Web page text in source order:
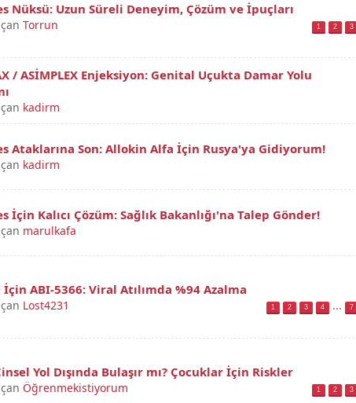
Nüksü: Uzun Süreli Deneyim, Çözüm ve İpuçları
Torrun 1 2 3
5 - 0 oy
4 5
/ ASİMPLEX Enjeksiyon: Genital Uçukta Damar Yolu
kadirm
5 - 0 oy
4
Ataklarına Son: Allokin Alfa İçin Rusya'ya Gidiyorum!
kadirm
5 - 0 oy
4 5
İçin Kalıcı Çözüm: Sağlık Bakanlığı'na Talep Gönder!
marulkafa
5 - 0 oy
4 5
İçin ABI-5366: Viral Atılımda %94 Azalma
Lost4231 1 2 3 4 ... 7
5/5 - 1 oy
45
Yol Dışında Bulaşır mı? Çocuklar İçin Riskler
Öğrenmekistiyorum 1 2 3
5 - 0 oy
45